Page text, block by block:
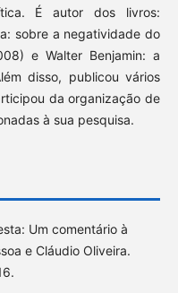
É autor dos livros:
sobre a negatividade do
e Walter Benjamin: a
disso, publicou vários
da organização de
à sua pesquisa.
Um comentário à
e Cláudio Oliveira.